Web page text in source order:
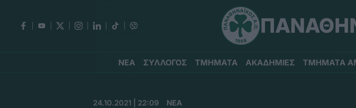
ΝΕΑ ΣΥΛΛΟΓΟΣ ΤΜΗΜΑΤΑ ΑΚΑΔΗΜΙΕΣ ΤΜΗΜΑΤΑ
24.10.2021 | 22:09 ΝΕΑ